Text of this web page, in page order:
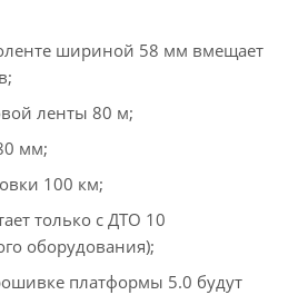
шириной 58 мм вмещает
ленты 80 м;
мм;
100 км;
только с ДТО 10
оборудования);
платформы 5.0 будут